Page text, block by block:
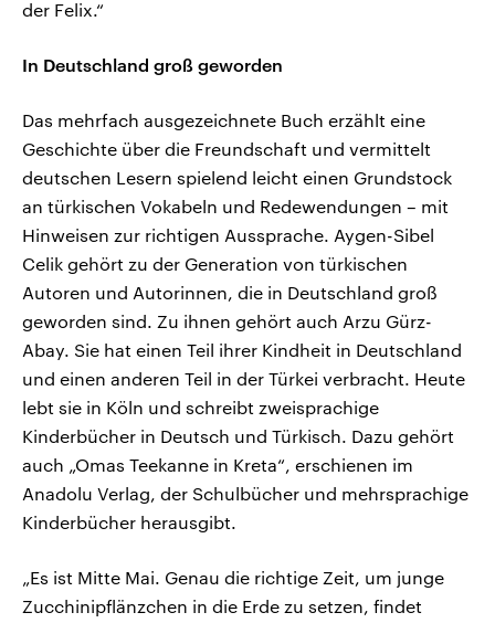
der Felix.“
In Deutschland groß geworden
Das mehrfach ausgezeichnete Buch erzählt eine
Geschichte über die Freundschaft und vermittelt
deutschen Lesern spielend leicht einen Grundstock
an türkischen Vokabeln und Redewendungen – mit
Hinweisen zur richtigen Aussprache. Aygen-Sibel
Celik gehört zu der Generation von türkischen
Autoren und Autorinnen, die in Deutschland groß
geworden sind. Zu ihnen gehört auch Arzu Gürz-
Abay. Sie hat einen Teil ihrer Kindheit in Deutschland
und einen anderen Teil in der Türkei verbracht. Heute
lebt sie in Köln und schreibt zweisprachige
Kinderbücher in Deutsch und Türkisch. Dazu gehört
auch „Omas Teekanne in Kreta“, erschienen im
Anadolu Verlag, der Schulbücher und mehrsprachige
Kinderbücher herausgibt.
„Es ist Mitte Mai. Genau die richtige Zeit, um junge
Zucchinipflänzchen in die Erde zu setzen, findet